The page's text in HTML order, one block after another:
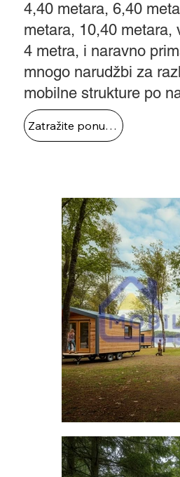
4,40 metara, 6,40
metara, 10,40 metara,
4 metra, i naravno
mnogo narudžbi za
mobilne strukture po
Zatražite ponudu